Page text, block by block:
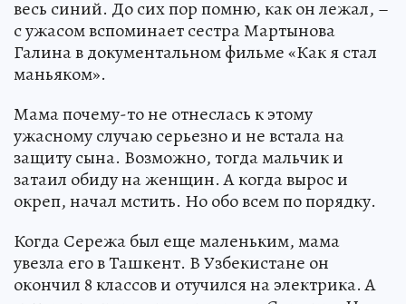
весь синий. До сих пор помню, как он лежал, –
с ужасом вспоминает сестра Мартынова
Галина в документальном фильме «Как я стал
маньяком».
Мама почему-то не отнеслась к этому
ужасному случаю серьезно и не встала на
защиту сына. Возможно, тогда мальчик и
затаил обиду на женщин. А когда вырос и
окреп, начал мстить. Но обо всем по порядку.
Когда Сережа был еще маленьким, мама
увезла его в Ташкент. В Узбекистане он
окончил 8 классов и отучился на электрика. А